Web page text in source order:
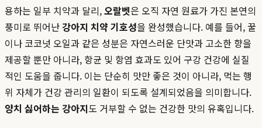
용하는 일부 치약과 달리,오랄벳은 오직 자연 원료가 가진 본연의
풍미로 뛰어난강아지 치약 기호성을 완성했습니다. 예를 들어, 꿀
이나 코코넛 오일과 같은 성분은 자연스러운 단맛과 고소한 향을
제공할 뿐만 아니라, 항균 및 항염 효과도 있어 구강 건강에 실질
적인 도움을 줍니다. 이는 단순히 맛만 좋은 것이 아니라, 먹는 행
위 자체가 건강 관리의 일환이 되도록 설계되었음을 의미합니다.
양치 싫어하는 강아지도 거부할 수 없는 건강한 맛의 유혹입니다.